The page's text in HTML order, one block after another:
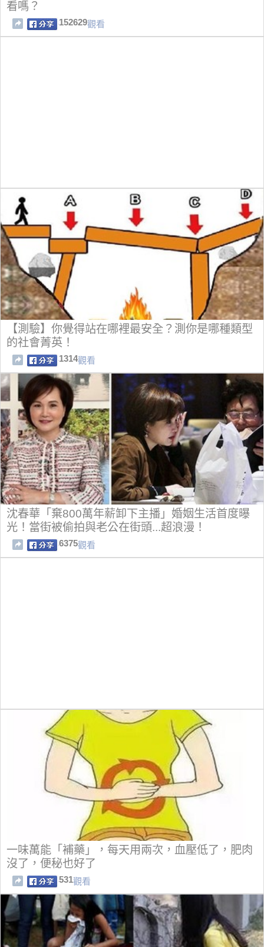
看嗎？
152629觀看
【測驗】你覺得站在哪裡最安全？測你是哪種類型
的社會菁英！
1314觀看
沈春華「棄800萬年薪卸下主播」婚姻生活首度曝
光！當街被偷拍與老公在街頭...超浪漫！
6375觀看
一味萬能「補藥」，每天用兩次，血壓低了，肥肉
沒了，便秘也好了
531觀看